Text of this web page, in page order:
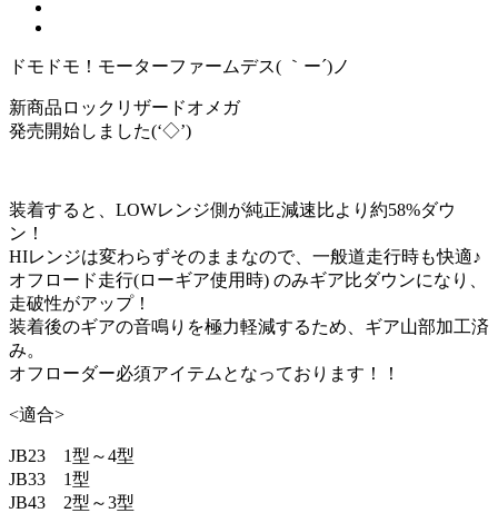
ドモドモ！モーターファームデス( ｀ー´)ノ
新商品ロックリザードオメガ
発売開始しました(‘◇’)ゞ
装着すると、LOWレンジ側が純正減速比より約58%ダウ
ン！
HIレンジは変わらずそのままなので、一般道走行時も快適♪
オフロード走行(ローギア使用時) のみギア比ダウンになり、
走破性がアップ！
装着後のギアの音鳴りを極力軽減するため、ギア山部加工済
み。
オフローダー必須アイテムとなっております！！
<適合>
JB23 1型～4型
JB33 1型
JB43 2型～3型